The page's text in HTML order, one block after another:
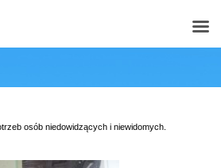
osób niedowidzących i niewidomych.